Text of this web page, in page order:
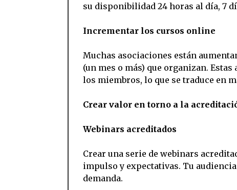
su disponibilidad 24 horas al día, 7
Incrementar los cursos online
Muchas asociaciones están
(un mes o más) que organizan.
los miembros, lo que se traduce en
Crear valor en torno a la
Webinars acreditados
Crear una serie de webinars
impulso y expectativas. Tu
demanda.